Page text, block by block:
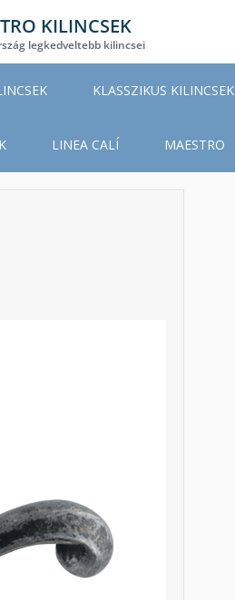
KILINCSEK
legkedveltebb kilincsei
KLASSZIKUS KILINCSEK
LINEA CALÍ MAESTRO